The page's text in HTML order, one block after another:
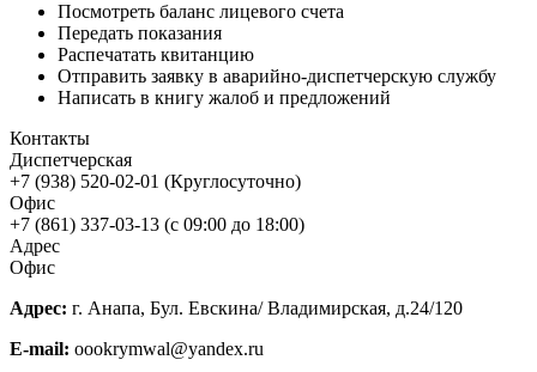
Посмотреть баланс лицевого счета
Передать показания
Распечатать квитанцию
Отправить заявку в аварийно-диспетчерскую службу
Написать в книгу жалоб и предложений
Контакты
Диспетчерская
+7 (938) 520-02-01 (Круглосуточно)
Офис
+7 (861) 337-03-13 (с 09:00 до 18:00)
Адрес
Офис
Адрес: г. Анапа, Бул. Евскина/ Владимирская, д.24/120
E-mail: oookrymwal@yandex.ru